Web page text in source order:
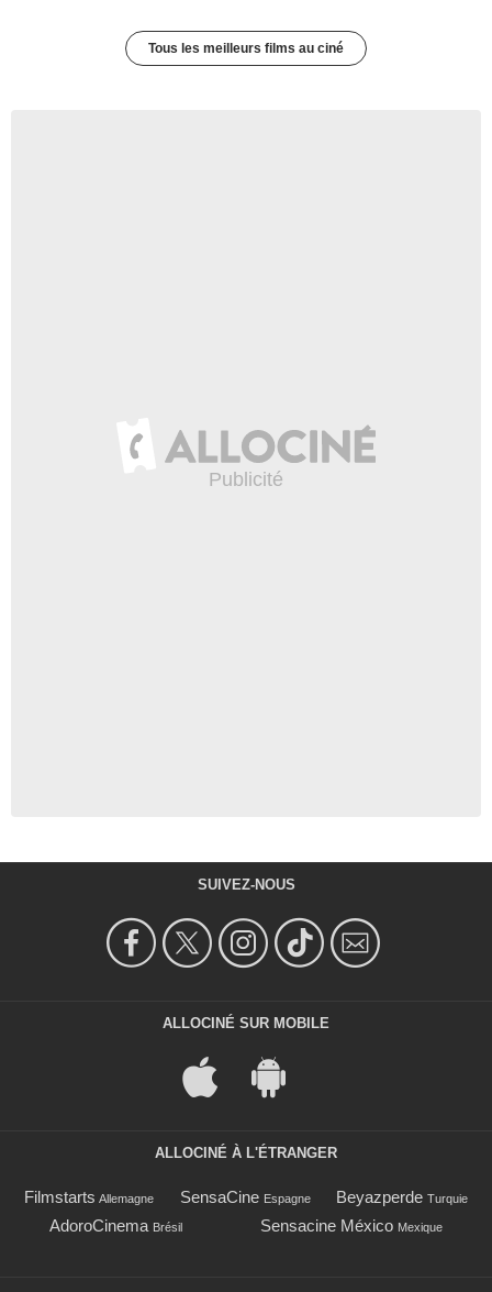
Tous les meilleurs films au ciné
SUIVEZ-NOUS
ALLOCINÉ SUR MOBILE
ALLOCINÉ À L'ÉTRANGER
Filmstarts Allemagne SensaCine Espagne Beyazperde Turquie
AdoroCinema Brésil Sensacine México Mexique